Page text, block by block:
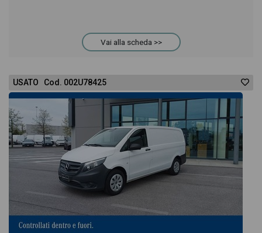
Vai alla scheda >>
USATO Cod. 002U78425